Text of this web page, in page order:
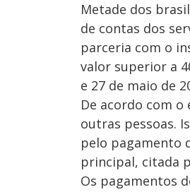
Metade dos
de contas dos
parceria com o
valor superior a
e 27 de maio de
De acordo com o
outras pessoas.
pelo pagamento
principal, citada
Os pagamentos